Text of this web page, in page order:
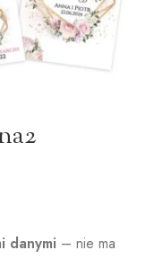
danymi – nie ma